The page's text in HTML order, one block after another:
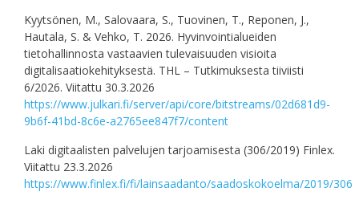
Kyytsönen, M., Salovaara, S., Tuovinen, T., Reponen, J.,
Hautala, S. & Vehko, T. 2026. Hyvinvointialueiden
tietohallinnosta vastaavien tulevaisuuden visioita
digitalisaatiokehityksestä. THL – Tutkimuksesta tiiviisti
6/2026. Viitattu 30.3.2026
https://www.julkari.fi/server/api/core/bitstreams/02d681d9-
9b6f-41bd-8c6e-a2765ee847f7/content
Laki digitaalisten palvelujen tarjoamisesta (306/2019) Finlex.
Viitattu 23.3.2026
https://www.finlex.fi/fi/lainsaadanto/saadoskokoelma/2019/306